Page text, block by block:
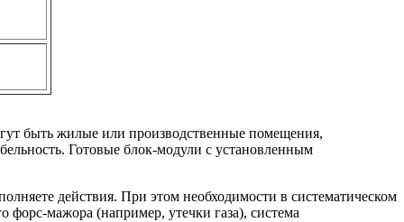
быть жилые или производственные помещения,
Готовые блок-модули с установленным
действия. При этом необходимости в систематическом
форс-мажора (например, утечки газа), система